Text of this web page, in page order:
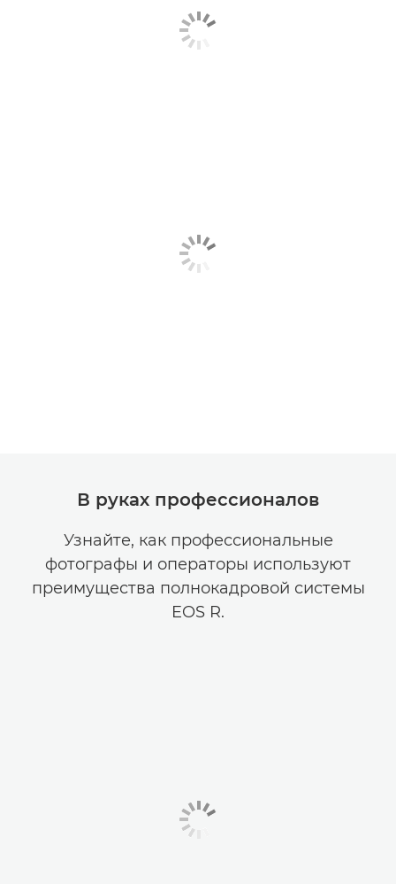
В руках профессионалов
Узнайте, как профессиональные
фотографы и операторы используют
преимущества полнокадровой системы
EOS R.